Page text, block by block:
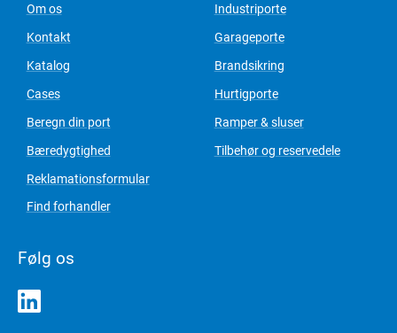
Om os
Kontakt
Katalog
Cases
Beregn din port
Bæredygtighed
Reklamationsformular
Find forhandler
Industriporte
Garageporte
Brandsikring
Hurtigporte
Ramper & sluser
Tilbehør og reservedele
Følg os